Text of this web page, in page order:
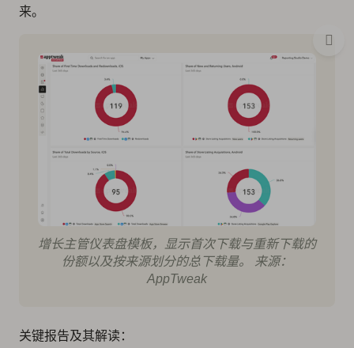
来。
增长主管仪表盘模板，显示首次下载与重新下载的
份额以及按来源划分的总下载量。 来源：
AppTweak
关键报告及其解读：